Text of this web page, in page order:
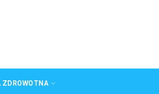
ZDROWOTNA